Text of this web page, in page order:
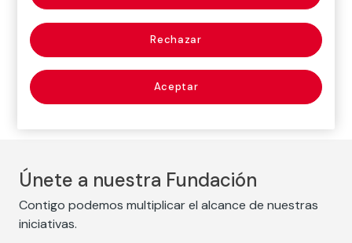
Término que define la utilización conjunta de la
informática
telecomunicaciones
Únete a nuestra Fundación
Contigo podemos multiplicar el alcance de nuestras
iniciativas.
Rechazar
Aceptar